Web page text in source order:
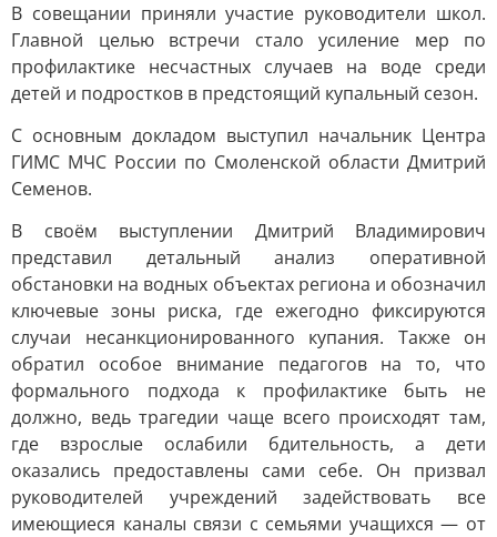
В совещании приняли участие руководители школ.
Главной целью встречи стало усиление мер по
профилактике несчастных случаев на воде среди
детей и подростков в предстоящий купальный сезон.
С основным докладом выступил начальник Центра
ГИМС МЧС России по Смоленской области Дмитрий
Семенов.
В своём выступлении Дмитрий Владимирович
представил детальный анализ оперативной
обстановки на водных объектах региона и обозначил
ключевые зоны риска, где ежегодно фиксируются
случаи несанкционированного купания. Также он
обратил особое внимание педагогов на то, что
формального подхода к профилактике быть не
должно, ведь трагедии чаще всего происходят там,
где взрослые ослабили бдительность, а дети
оказались предоставлены сами себе. Он призвал
руководителей учреждений задействовать все
имеющиеся каналы связи с семьями учащихся — от